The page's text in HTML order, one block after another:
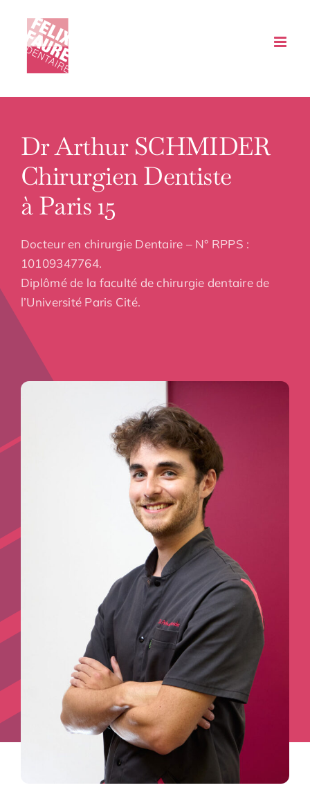
contenu
Dr Arthur SCHMIDER
Chirurgien Dentiste
à Paris 15
Docteur en chirurgie Dentaire – N° RPPS :
10109347764.
Diplômé de la faculté de chirurgie dentaire de
l’Université Paris Cité.